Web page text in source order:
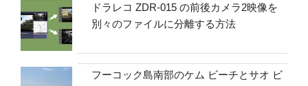
ドラレコ ZDR-015 の前後カメラ2映像を
別々のファイルに分離する方法
フーコック島南部のケム ビーチとサオ ビ